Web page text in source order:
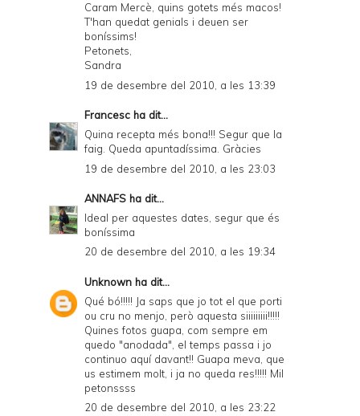
Caram Mercè, quins gotets més macos!
T'han quedat genials i deuen ser
boníssims!
Petonets,
Sandra
19 de desembre del 2010, a les 13:39
Francesc ha dit...
Quina recepta més bona!!! Segur que la
faig. Queda apuntadíssima. Gràcies
19 de desembre del 2010, a les 23:03
ANNAFS ha dit...
Ideal per aquestes dates, segur que és
boníssima
20 de desembre del 2010, a les 19:34
Unknown ha dit...
Qué bó!!!!! Ja saps que jo tot el que porti
ou cru no menjo, però aquesta siiiiiiiii!!!!!
Quines fotos guapa, com sempre em
quedo "anodada", el temps passa i jo
continuo aquí davant!! Guapa meva, que
us estimem molt, i ja no queda res!!!!! Mil
petonssss
20 de desembre del 2010, a les 23:22